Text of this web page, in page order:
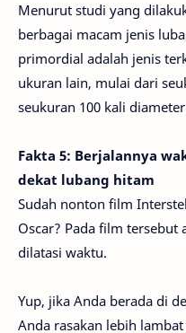
Menurut studi yang
berbagai macam jenis
primordial adalah jenis
ukuran lain, mulai dari
seukuran 100 kali
Fakta 5: Berjalannya
dekat lubang hitam
Sudah nonton film
Oscar? Pada film tersebut
dilatasi waktu.
Yup, jika Anda berada di
Anda rasakan lebih